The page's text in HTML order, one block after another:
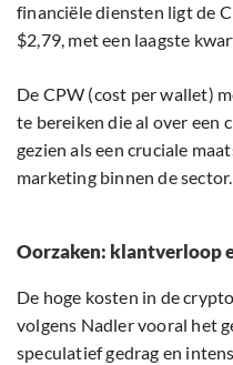
financiële diensten ligt de
$2,79, met een laagste
De CPW (cost per wallet)
te bereiken die al over
gezien als een cruciale
marketing binnen de sector.
Oorzaken: klantverloop
De hoge kosten in de
volgens Nadler vooral het
speculatief gedrag en